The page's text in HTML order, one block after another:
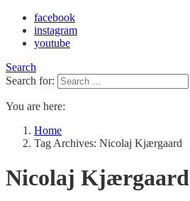
facebook
instagram
youtube
Search
Search for:
You are here:
Home
Tag Archives: Nicolaj Kjærgaard
Nicolaj Kjærgaard